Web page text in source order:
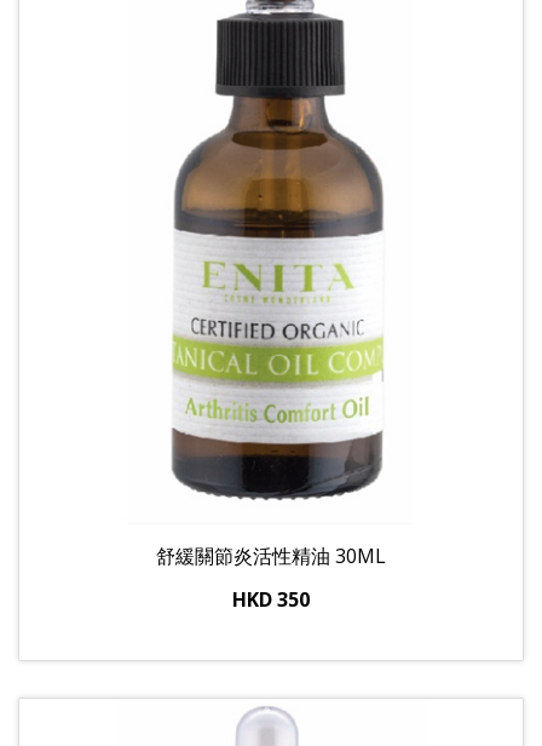
舒緩關節炎活性精油 30ML
HKD 350